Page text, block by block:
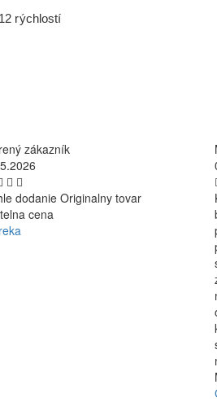
rýchlostí
zákazník
dodanie Originalny tovar
cena